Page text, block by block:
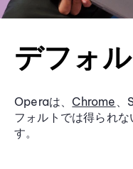
デフォ
Operaは、 Chrome
フォルトでは得られ
す。